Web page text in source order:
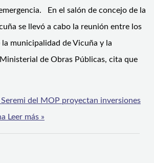
En el salón de concejo de la
se llevó a cabo la reunión entre los
municipalidad de Vicuña y la
de Obras Públicas, cita que
del MOP proyectan inversiones
Leer más »